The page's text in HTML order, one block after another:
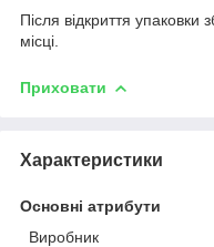
Після відкриття упаковки
місці.
Приховати
Характеристики
Основні атрибути
Виробник